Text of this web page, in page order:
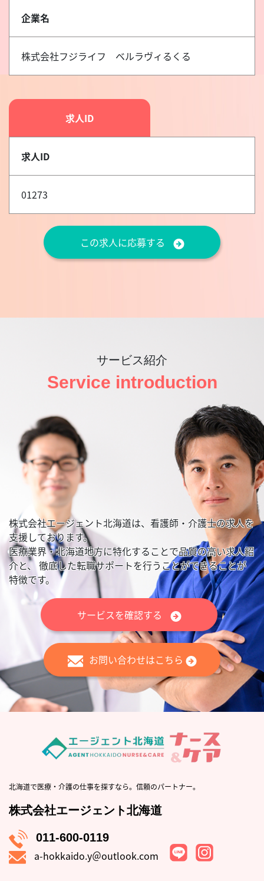
企業名
株式会社フジライフ ベルラヴィるくる
求人ID
求人ID
01273
この求人に応募する
サービス紹介
Service introduction
株式会社エージェント北海道は、看護師・介護士の求人を
支援しております。
医療業界・北海道地方に特化することで品質の高い求人紹
介と、 徹底した転職サポートを行うことができることが
特徴です。
サービスを確認する
お問い合わせはこちら
北海道で医療・介護の仕事を探すなら。信頼のパートナー。
株式会社エージェント北海道
011-600-0119
a-hokkaido.y＠outlook.com